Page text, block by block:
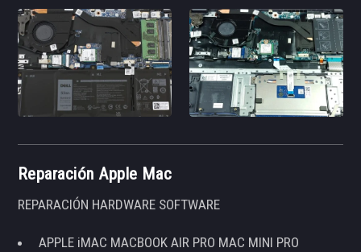
Reparación Apple Mac
REPARACIÓN HARDWARE SOFTWARE
APPLE iMAC MACBOOK AIR PRO MAC MINI PRO